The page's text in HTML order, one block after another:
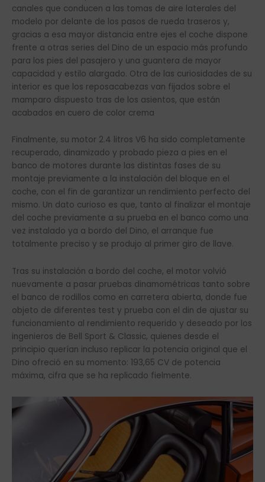
canales que conducen a las tomas de aire laterales del
modelo por delante de los pasos de rueda traseros y,
gracias a esa mayor distancia entre ejes el coche dispone
frente a otras series del Dino de un espacio más profundo
para los pies del pasajero y una guantera de mayor
capacidad y estilo alargado. Otra de las curiosidades de su
interior es que los reposacabezas van fijados sobre el
mamparo dispuesto tras de los asientos, que están
acabados en cuero de color crema
Finalmente, su motor 2.4 litros V6 ha sido completamente
recuperado, dinamizado y probado pieza a pies en el
banco de motores durante las distintas fases de su
montaje previamente a la instalación del bloque en el
coche, con el fin de garantizar un rendimiento perfecto del
mismo. Un dato curioso es que, tanto al finalizar el montaje
del coche previamente a su prueba en el banco como una
vez instalado ya a bordo del Dino, el arranque fue
totalmente preciso y se produjo al primer giro de llave.
Tras su instalación a bordo del coche, el motor volvió
nuevamente a pasar pruebas dinamométricas tanto sobre
el banco de rodillos como en carretera abierta, donde fue
objeto de diferentes test y prueba con el din de ajustar su
funcionamiento al rendimiento requerido y deseado por los
ingenieros de Bell Sport & Classic, quienes desde el
principio querían incluso replicar la potencia original que el
Dino ofreció en su momento: 193,65 CV de potencia
máxima, cifra que se ha replicado fielmente.